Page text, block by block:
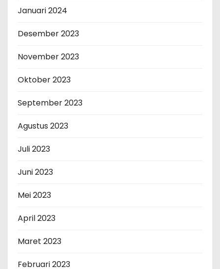
Januari 2024
Desember 2023
November 2023
Oktober 2023
September 2023
Agustus 2023
Juli 2023
Juni 2023
Mei 2023
April 2023
Maret 2023
Februari 2023